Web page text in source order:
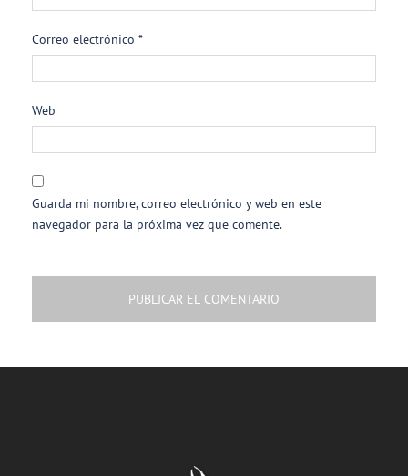
Correo electrónico *
Web
Guarda mi nombre, correo electrónico y web en este
navegador para la próxima vez que comente.